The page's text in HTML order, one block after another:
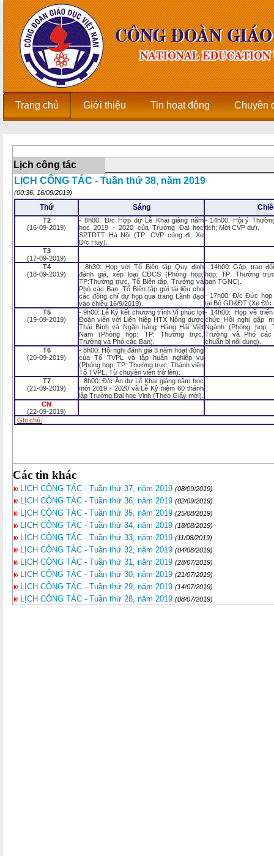
Trang chủ Giới thiệu Tin hoạt động Chuyên
Lịch công tác
LỊCH CÔNG TÁC - Tuần thứ 38, năm 2019
(00:36, 16/09/2019)
Thứ Sáng
T2
(16-09-2019)
- 8h00: Đ/c Hợp dự Lễ Khai giảng năm
học 2019 - 2020 của Trường Đại học
SPTDTT Hà Nội (TP: CVP cùng đi. Xe
Đ/c Huy).
- 14h00: Hội ý
tịch; Mời CVP dự).
T3
(17-09-2019)
T4
(18-09-2019)
- 8h30: Họp với Tổ Biên tập Quy định
đánh giá, xếp loại CĐCS (Phòng họp;
TP:Thường trực, Tổ Biên tập, Trưởng và
Phó các Ban. Tổ Biên tập gửi tài liệu cho
các đồng chí dự họp qua trang Lãnh đạo
vào chiều 16/9/2019).
- 14h00: Gặp, trao
họp; TP: Thường
ban TGNC).
- 17h00: Đ/c Đức họp
tại Bộ GD&ĐT (Xe Đ/c
T5
(19-09-2019)
- 9h00: Lễ Ký kết chương trình Vì phúc lợi
Đoàn viên với Liên hiệp HTX Nông dược
Thái Bình và Ngân hàng Hàng Hải Việt
Nam (Phòng họp: TP: Thường trực,
Trưởng và Phó các Ban).
- 14h00: Họp về
chức Hội nghị gặp
Ngành (Phòng họp;
Trưởng và Phó các
chuẩn bị nội dung).
T6
(20-09-2019)
- 8h00: Hội nghị đánh giá 3 năm hoạt động
của Tổ TVPL và tập huấn nghiệp vụ
(Phòng họp; TP: Thường trực, Thành viên
Tổ TVPL, Từ chuyên viên trở lên).
T7
(21-09-2019)
- 8h00: Đ/c Ân dự Lễ Khai giảng năm học
mới 2019 - 2020 và Lễ Kỷ niệm 60 thành
lập Trường Đại học Vinh (Theo Giấy mời).
CN
(22-09-2019)
Ghi chú:
Các tin khác
LỊCH CÔNG TÁC - Tuần thứ 37, năm 2019 (08/09/2019)
LỊCH CÔNG TÁC - Tuần thứ 36, năm 2019 (02/09/2019)
LỊCH CÔNG TÁC - Tuần thứ 35, năm 2019 (25/08/2019)
LỊCH CÔNG TÁC - Tuần thứ 34, năm 2019 (18/08/2019)
LỊCH CÔNG TÁC - Tuần thứ 33, năm 2019 (11/08/2019)
LỊCH CÔNG TÁC - Tuần thứ 32, năm 2019 (04/08/2019)
LỊCH CÔNG TÁC - Tuần thứ 31, năm 2019 (28/07/2019)
LỊCH CÔNG TÁC - Tuần thứ 30, năm 2019 (21/07/2019)
LỊCH CÔNG TÁC - Tuần thứ 29, năm 2019 (14/07/2019)
LỊCH CÔNG TÁC - Tuần thứ 28, năm 2019 (08/07/2019)